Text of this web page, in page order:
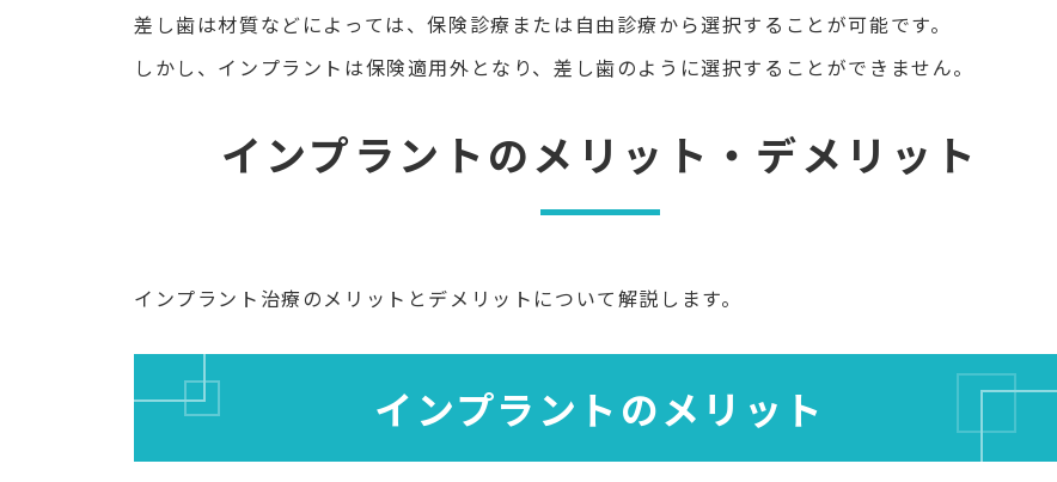
差し歯は材質などによっては、保険診療または自由診療から選択することが可能です。
しかし、インプラントは保険適用外となり、差し歯のように選択することができません。
インプラントのメリット・デメリット
インプラント治療のメリットとデメリットについて解説します。
インプラントのメリット